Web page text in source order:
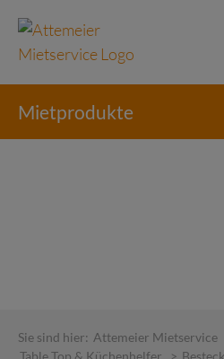
Mietprodukte
content
Sie sind hier: Attemeier Mietservice
Table Top & Küchenhelfer
> Besteck